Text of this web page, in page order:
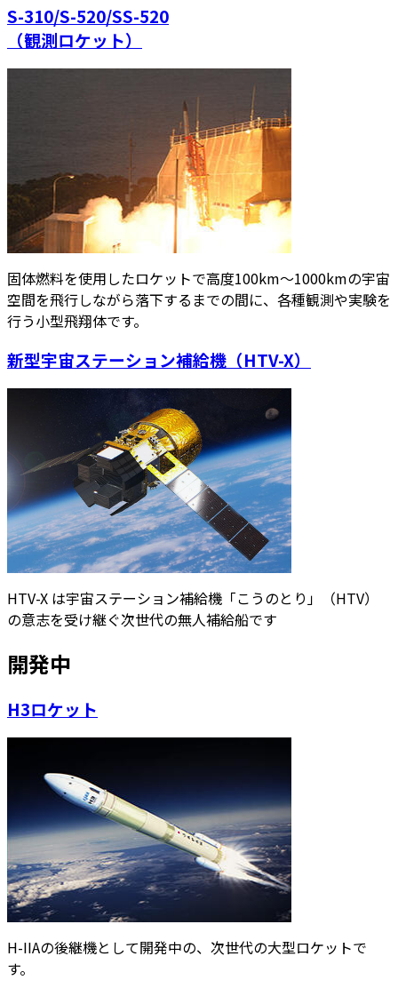
S-310/S-520/SS-520
（観測ロケット）
固体燃料を使用したロケットで高度100km～1000kmの宇宙
空間を飛行しながら落下するまでの間に、各種観測や実験を
行う小型飛翔体です。
新型宇宙ステーション補給機（HTV-X）
HTV-X は宇宙ステーション補給機「こうのとり」（HTV）
の意志を受け継ぐ次世代の無人補給船です
開発中
H3ロケット
H-IIAの後継機として開発中の、次世代の大型ロケットで
す。